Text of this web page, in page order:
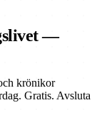
—
krönikor
Gratis. Avsluta